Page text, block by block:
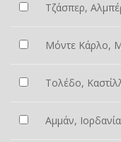
Τζάσπερ,
Μόντε Κάρλο,
Τολέδο,
Αμμάν, Ιορδανία